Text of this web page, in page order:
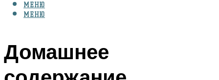
МЕНЮ
МЕНЮ
Домашнее